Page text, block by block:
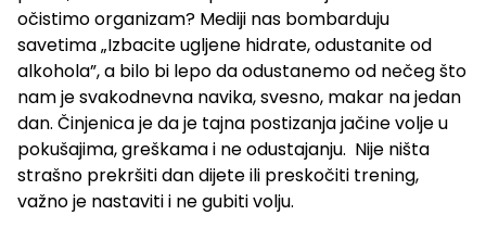
očistimo organizam? Mediji nas bombarduju
savetima „Izbacite ugljene hidrate, odustanite od
alkohola”, a bilo bi lepo da odustanemo od nečeg što
nam je svakodnevna navika, svesno, makar na jedan
dan. Činjenica je da je tajna postizanja jačine volje u
pokušajima, greškama i ne odustajanju. Nije ništa
strašno prekršiti dan dijete ili preskočiti trening,
važno je nastaviti i ne gubiti volju.